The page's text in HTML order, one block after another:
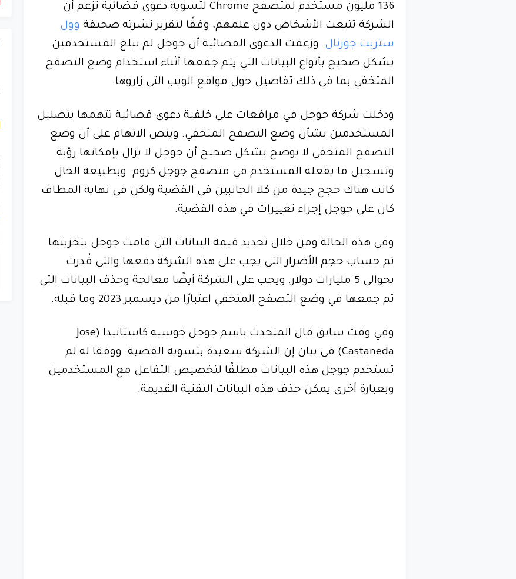
136 مليون مستخدم لمتصفح Chrome لتسوية دعوى قضائية تزعم أن
الشركة تتبعت الأشخاص دون علمهم، وفقًا لتقرير نشرته صحيفة وول
ستريت جورنال. وزعمت الدعوى القضائية أن جوجل لم تبلغ المستخدمين
بشكل صحيح بأنواع البيانات التي يتم جمعها أثناء استخدام وضع التصفح
المتخفي بما في ذلك تفاصيل حول مواقع الويب التي زاروها.
ودخلت شركة جوجل في مرافعات على خلفية دعوى قضائية تتهمها بتضليل
المستخدمين بشأن وضع التصفح المتخفي. وينص الاتهام على أن وضع
التصفح المتخفي لا يوضح بشكل صحيح أن جوجل لا يزال بإمكانها رؤية
وتسجيل ما يفعله المستخدم في متصفح جوجل كروم. وبطبيعة الحال
كانت هناك حجج جيدة من كلا الجانبين في القضية ولكن في نهاية المطاف
كان على جوجل إجراء تغييرات في هذه القضية.
وفي هذه الحالة ومن خلال تحديد قيمة البيانات التي قامت جوجل بتخزينها
تم حساب حجم الأضرار التي يجب على هذه الشركة دفعها والتي قُدرت
بحوالي 5 مليارات دولار. ويجب على الشركة أيضًا معالجة وحذف البيانات التي
تم جمعها في وضع التصفح المتخفي اعتبارًا من ديسمبر 2023 وما قبله.
وفي وقت سابق قال المتحدث باسم جوجل خوسيه كاستانيدا (Jose
Castaneda) في بيان إن الشركة سعيدة بتسوية القضية. ووفقا له لم
تستخدم جوجل هذه البيانات مطلقًا لتخصيص التفاعل مع المستخدمين
وبعبارة أخرى يمكن حذف هذه البيانات التقنية القديمة.